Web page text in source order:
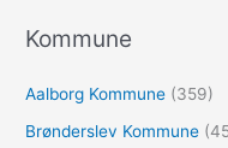
e
t
e
Kommune
Aalborg Kommune (359)
Brønderslev Kommune